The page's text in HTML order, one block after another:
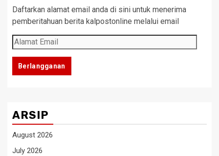
Daftarkan alamat email anda di sini untuk menerima
pemberitahuan berita kalpostonline melalui email
Alamat
Email
Berlangganan
ARSIP
August 2026
July 2026